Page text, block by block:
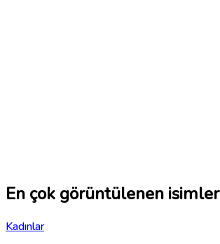
En çok görüntülenen isimler
Kadınlar